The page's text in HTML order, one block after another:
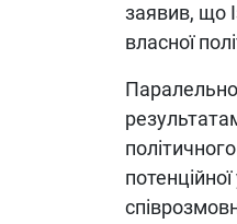
заявив, що
власної